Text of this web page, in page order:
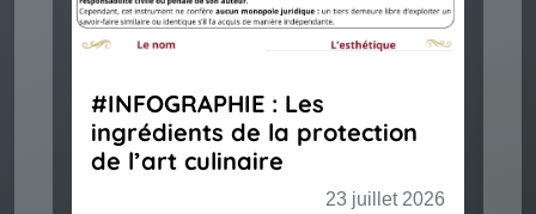
#INFOGRAPHIE : Les
ingrédients de la protection
de l’art culinaire
23 juillet 2026